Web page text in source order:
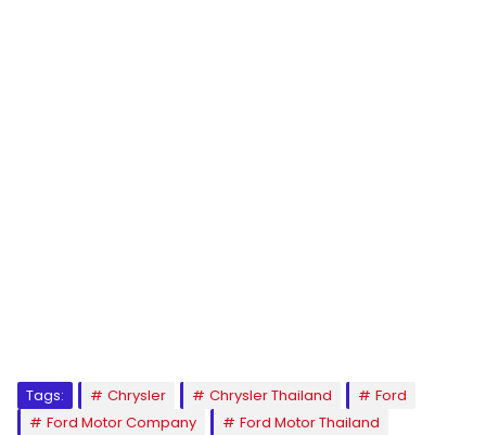
Tags: Chrysler Chrysler Thailand
Ford
Ford Motor Company
Ford Motor Thailand